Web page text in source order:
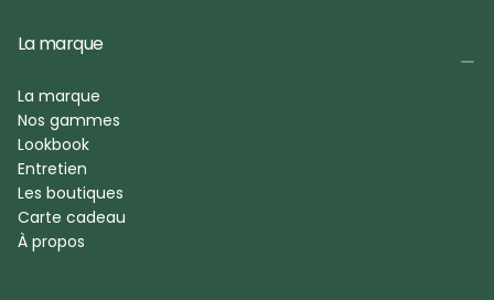
La marque
La marque
Nos gammes
Lookbook
Entretien
Les boutiques
Carte cadeau
À propos